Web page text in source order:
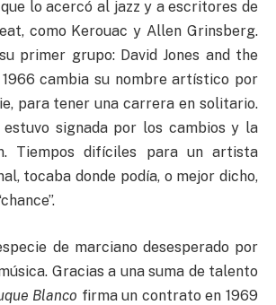
que lo acercó al jazz y a escritores de
como Kerouac y Allen Grinsberg.
primer grupo: David Jones and the
1966 cambia su nombre artístico por
para tener una carrera en solitario.
signada por los cambios y la
Tiempos difíciles para un artista
tocaba donde podía, o mejor dicho,
de marciano desesperado por
Gracias a una suma de talento
Blanco firma un contrato en 1969